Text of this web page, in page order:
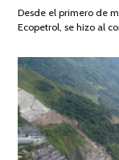
Desde el primero de
Ecopetrol, se hizo al